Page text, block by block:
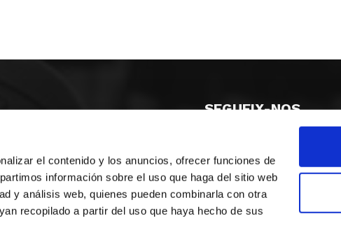
el contenido y los anuncios, ofrecer funciones de
información sobre el uso que haga del sitio web
y análisis web, quienes pueden combinarla con otra
recopilado a partir del uso que haya hecho de sus
14 1ª 3º
12
SEGUEIX-NOS